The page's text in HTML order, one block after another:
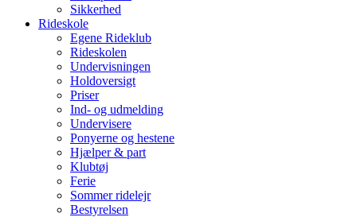
Sikkerhed
Rideskole
Egene Rideklub
Rideskolen
Undervisningen
Holdoversigt
Priser
Ind- og udmelding
Undervisere
Ponyerne og hestene
Hjælper & part
Klubtøj
Ferie
Sommer ridelejr
Bestyrelsen